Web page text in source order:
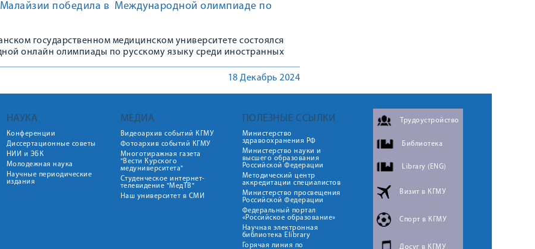
победила в Международной олимпиаде по
государственном медицинском университете состоялся
онлайн олимпиады по русскому языку среди иностранных
18 Декабрь 2024
НАУКА
Конференции
Диссертационные советы
НИИ и ЭБК
Молодежная наука
Научные периодические
издания
МЕДИА
Видеоархив событий КГМУ
Фотоархив событий КГМУ
Многотиражная газета
"Вести Курского
медуниверситета"
Студенческое интернет-
телевидение "МедТВ"
Наш университет в СМИ
ПОЛЕЗНЫЕ ССЫЛКИ
Министерство
здравоохранения РФ
Министерство науки и
высшего образования
Российской Федерации
Методический центр
аккредитации специалистов
Министерство просвещения
Российской Федерации
Федеральный портал
«Российское образование»
Научная электронная
библиотека Elibrary
Горячая линия по
Трудоустройство
Библиотека
Library (ENG)
Визит в КГМУ
Спорт в КГМУ
Досуг в КГМУ